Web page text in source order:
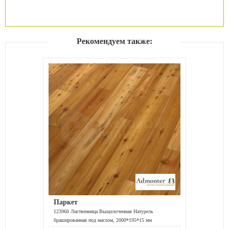
Рекомендуем также:
Паркет
123960 Лиственница Выщелоченная Натурель
брашированная под маслом, 2000*195*15 мм